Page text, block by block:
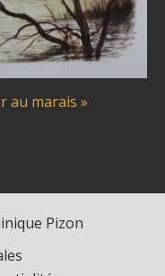
au marais »
Pizon